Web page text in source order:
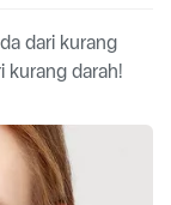
dari kurang
kurang darah!